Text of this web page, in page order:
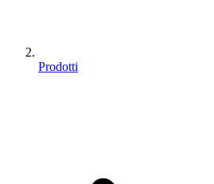
Prodotti